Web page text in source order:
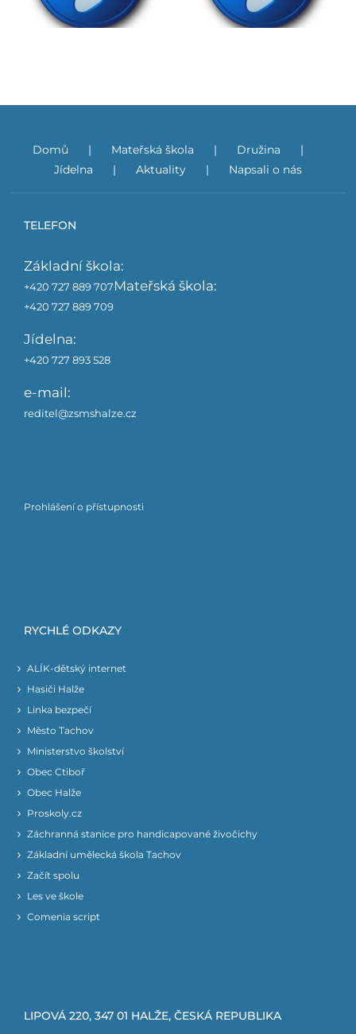
2026/2027
Domů Mateřská škola
Družina
Jídelna
Aktuality Napsali o nás
TELEFON
Základní škola:
+420 727 889 707Mateřská škola:
+420 727 889 709
Jídelna:
+420 727 893 528
e-mail:
reditel@zsmshalze.cz
Prohlášení o přístupnosti
RYCHLÉ ODKAZY
ALÍK-dětský internet
Hasiči Halže
Linka bezpečí
Město Tachov
Ministerstvo školství
Obec Ctiboř
Obec Halže
Proskoly.cz
Záchranná stanice pro handicapované živočichy
Základní umělecká škola Tachov
Začít spolu
Les ve škole
Comenia script
LIPOVÁ 220, 347 01 HALŽE, ČESKÁ REPUBLIKA